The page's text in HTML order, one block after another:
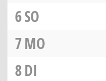
6SO
7MO
8DI